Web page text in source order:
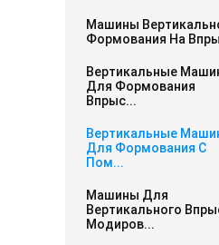
Машины
Формования На
Вертикальные
Для Формования
Впрыс...
Вертикальные
Для Формования С
Пом...
Машины Для
Вертикального
Модиров...